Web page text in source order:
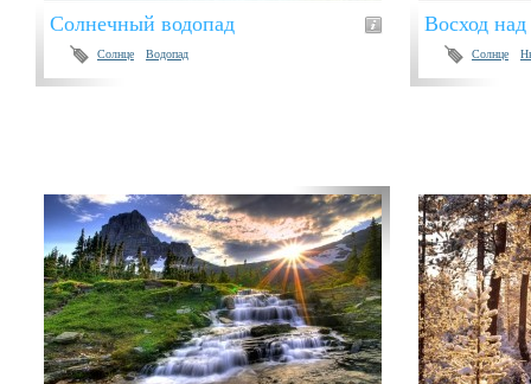
Солнечный водопад
Солнце Водопад
Восход
Солнце